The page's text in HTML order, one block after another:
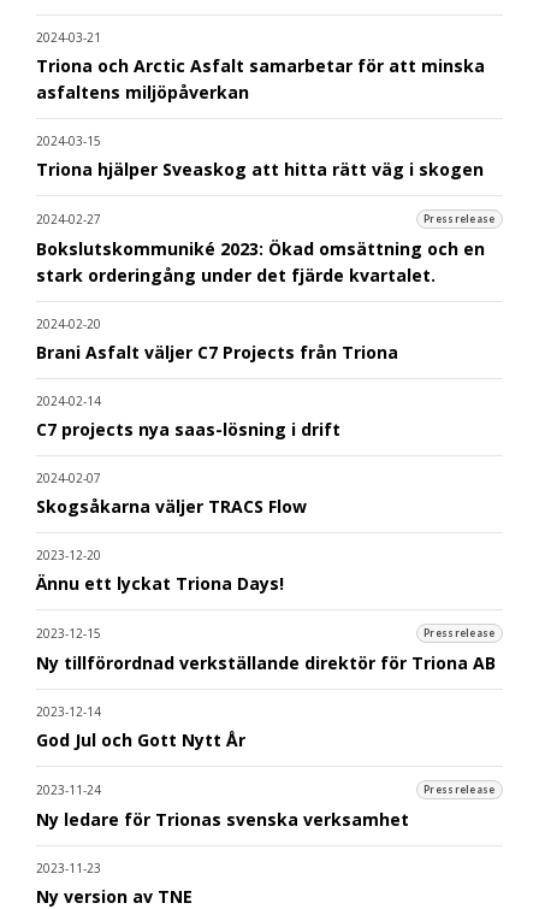
2024-03-21
Triona och Arctic Asfalt samarbetar för att minska
asfaltens miljöpåverkan
2024-03-15
Triona hjälper Sveaskog att hitta rätt väg i skogen
2024-02-27 Pressrelease
Bokslutskommuniké 2023: Ökad omsättning och en
stark orderingång under det fjärde kvartalet.
2024-02-20
Brani Asfalt väljer C7 Projects från Triona
2024-02-14
C7 projects nya saas-lösning i drift
2024-02-07
Skogsåkarna väljer TRACS Flow
2023-12-20
Ännu ett lyckat Triona Days!
2023-12-15 Pressrelease
Ny tillförordnad verkställande direktör för Triona AB
2023-12-14
God Jul och Gott Nytt År
2023-11-24 Pressrelease
Ny ledare för Trionas svenska verksamhet
2023-11-23
Ny version av TNE